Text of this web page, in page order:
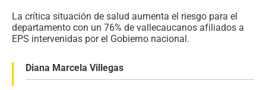
La crítica situación de salud aumenta el riesgo para el
departamento con un 76% de vallecaucanos afiliados a
EPS intervenidas por el Gobierno nacional.
Diana Marcela Villegas